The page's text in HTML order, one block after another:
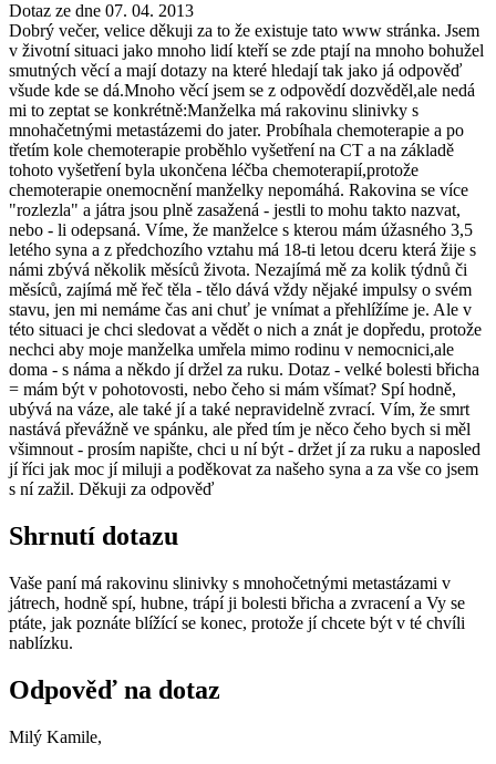
Dotaz ze dne 07. 04. 2013
Dobrý večer, velice děkuji za to že existuje tato www stránka. Jsem
v životní situaci jako mnoho lidí kteří se zde ptají na mnoho bohužel
smutných věcí a mají dotazy na které hledají tak jako já odpověď
všude kde se dá.Mnoho věcí jsem se z odpovědí dozvěděl,ale nedá
mi to zeptat se konkrétně:Manželka má rakovinu slinivky s
mnohačetnými metastázemi do jater. Probíhala chemoterapie a po
třetím kole chemoterapie proběhlo vyšetření na CT a na základě
tohoto vyšetření byla ukončena léčba chemoterapií,protože
chemoterapie onemocnění manželky nepomáhá. Rakovina se více
"rozlezla" a játra jsou plně zasažená - jestli to mohu takto nazvat,
nebo - li odepsaná. Víme, že manželce s kterou mám úžasného 3,5
letého syna a z předchozího vztahu má 18-ti letou dceru která žije s
námi zbývá několik měsíců života. Nezajímá mě za kolik týdnů či
měsíců, zajímá mě řeč těla - tělo dává vždy nějaké impulsy o svém
stavu, jen mi nemáme čas ani chuť je vnímat a přehlížíme je. Ale v
této situaci je chci sledovat a vědět o nich a znát je dopředu, protože
nechci aby moje manželka umřela mimo rodinu v nemocnici,ale
doma - s náma a někdo jí držel za ruku. Dotaz - velké bolesti břicha
= mám být v pohotovosti, nebo čeho si mám všímat? Spí hodně,
ubývá na váze, ale také jí a také nepravidelně zvrací. Vím, že smrt
nastává převážně ve spánku, ale před tím je něco čeho bych si měl
všimnout - prosím napište, chci u ní být - držet jí za ruku a naposled
jí říci jak moc jí miluji a poděkovat za našeho syna a za vše co jsem
s ní zažil. Děkuji za odpověď
Shrnutí dotazu
Vaše paní má rakovinu slinivky s mnohočetnými metastázami v
játrech, hodně spí, hubne, trápí ji bolesti břicha a zvracení a Vy se
ptáte, jak poznáte blížící se konec, protože jí chcete být v té chvíli
nablízku.
Odpověď na dotaz
Milý Kamile,